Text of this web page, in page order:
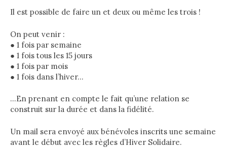
Il est possible de faire un et deux ou même les trois !
On peut venir :
● 1 fois par semaine
● 1 fois tous les 15 jours
● 1 fois par mois
● 1 fois dans l’hiver…
…En prenant en compte le fait qu’une relation se
construit sur la durée et dans la fidélité.
Un mail sera envoyé aux bénévoles inscrits une semaine
avant le début avec les règles d’Hiver Solidaire.